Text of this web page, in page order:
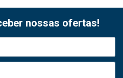
nossas ofertas!